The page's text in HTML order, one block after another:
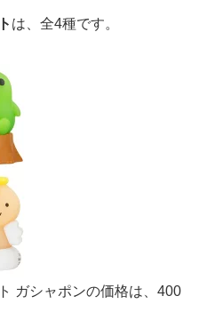
は、全4種です。
ガシャポンの価格は、400